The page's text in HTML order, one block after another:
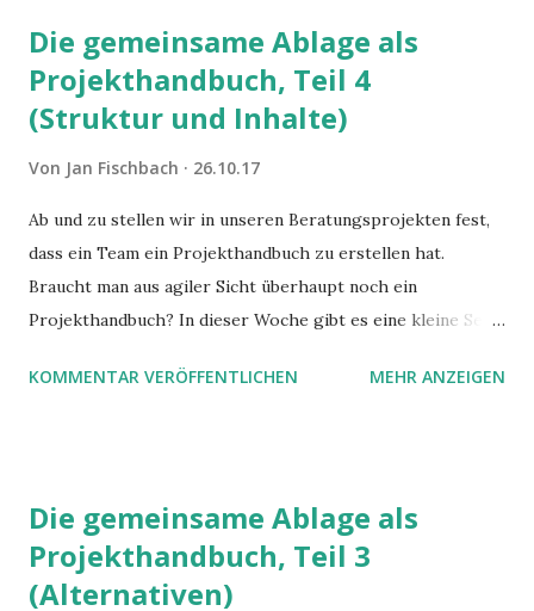
Die gemeinsame Ablage als
Projekthandbuch, Teil 4
(Struktur und Inhalte)
Von Jan Fischbach 26.10.17
Ab und zu stellen wir in unseren Beratungsprojekten fest,
dass ein Team ein Projekthandbuch zu erstellen hat.
Braucht man aus agiler Sicht überhaupt noch ein
Projekthandbuch? In dieser Woche gibt es eine kleine Serie
KOMMENTAR VERÖFFENTLICHEN MEHR ANZEIGEN
Die gemeinsame Ablage als
Projekthandbuch, Teil 3
(Alternativen)